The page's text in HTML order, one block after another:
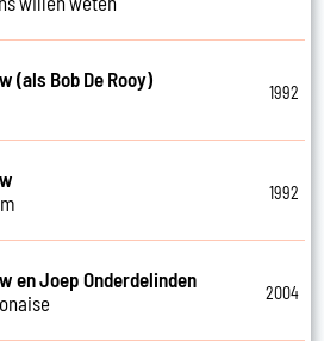
(als Bob De Rooy)
1992
1992
en Joep Onderdelinden
2004